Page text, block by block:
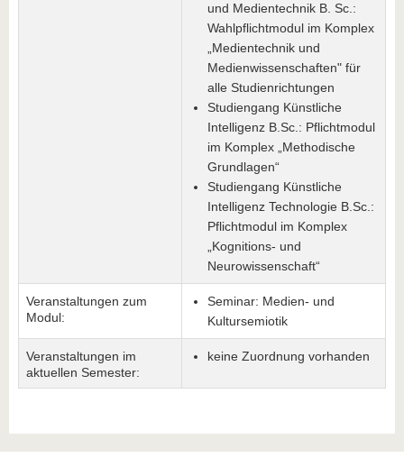
und Medientechnik B. Sc.:
Wahlpflichtmodul im Komplex
„Medientechnik und
Medienwissenschaften" für
alle Studienrichtungen
Studiengang Künstliche
Intelligenz B.Sc.: Pflichtmodul
im Komplex „Methodische
Grundlagen“
Studiengang Künstliche
Intelligenz Technologie B.Sc.:
Pflichtmodul im Komplex
„Kognitions- und
Neurowissenschaft“
Veranstaltungen zum
Modul:
Seminar: Medien- und
Kultursemiotik
Veranstaltungen im
aktuellen Semester:
keine Zuordnung vorhanden